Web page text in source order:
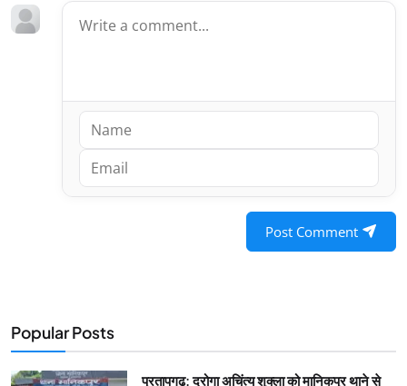
Post Comment
Popular Posts
प्रतापगढ़: दरोगा अचिंत्य शुक्ला को मानिकपुर थाने से